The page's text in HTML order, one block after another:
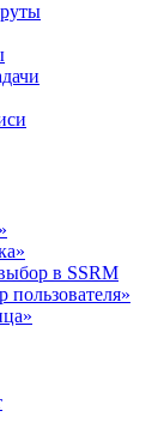
в SSRM